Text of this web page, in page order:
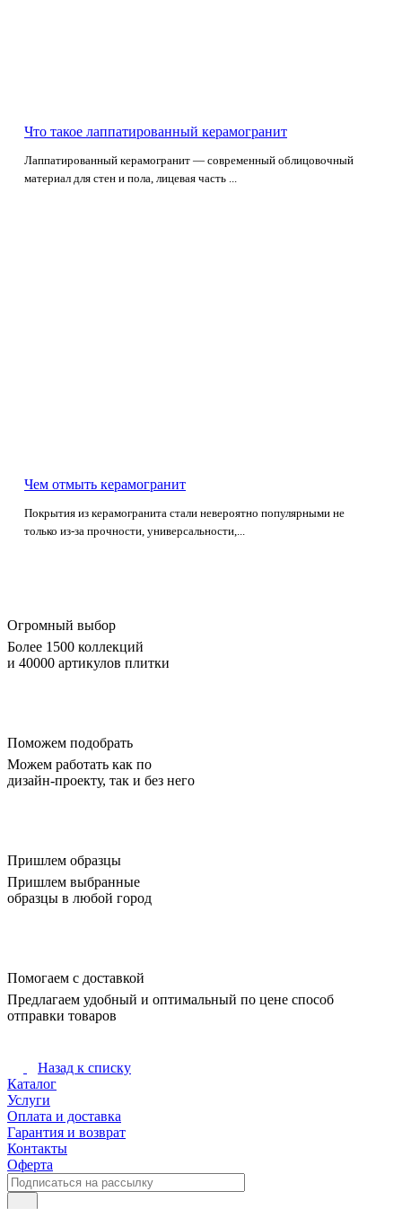
Что такое лаппатированный керамогранит
Лаппатированный керамогранит — современный облицовочный
материал для стен и пола, лицевая часть ...
Чем отмыть керамогранит
Покрытия из керамогранита стали невероятно популярными не
только из-за прочности, универсальности,...
Огромный выбор
Более 1500 коллекций
и 40000 артикулов плитки
Поможем подобрать
Можем работать как по
дизайн-проекту, так и без него
Пришлем образцы
Пришлем выбранные
образцы в любой город
Помогаем с доставкой
Предлагаем удобный и оптимальный по цене способ
отправки товаров
Назад к списку
Каталог
Услуги
Оплата и доставка
Гарантия и возврат
Контакты
Оферта